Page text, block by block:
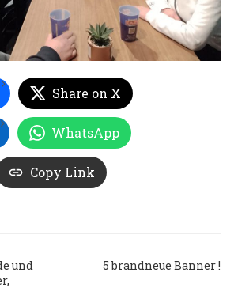
Share on X
WhatsApp
Copy Link
und
5 brandneue Banner !